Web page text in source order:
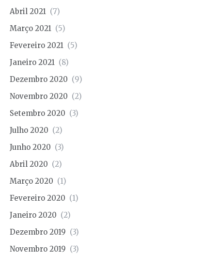
Abril 2021 (7)
Março 2021 (5)
Fevereiro 2021 (5)
Janeiro 2021 (8)
Dezembro 2020 (9)
Novembro 2020 (2)
Setembro 2020 (3)
Julho 2020 (2)
Junho 2020 (3)
Abril 2020 (2)
Março 2020 (1)
Fevereiro 2020 (1)
Janeiro 2020 (2)
Dezembro 2019 (3)
Novembro 2019 (3)